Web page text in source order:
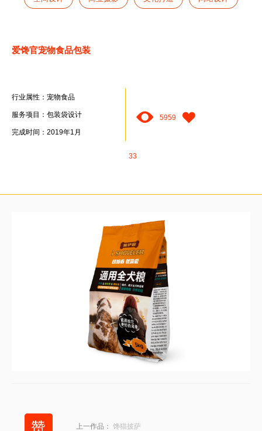
爱馋官宠物食品包装
行业属性：宠物食品
服务项目：包装袋设计
完成时间：2019年1月
5959
33
上一作品： 馋猫披萨